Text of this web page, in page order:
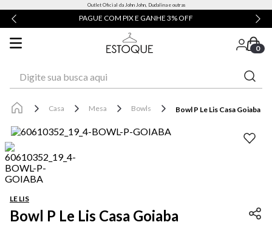
Outlet Oficial da John John, Dudalina e outras
PAGUE COM PIX E GANHE 3% OFF
0
Casa Mesa Bowls Bowl P Le Lis Casa Goiaba
LE LIS
Bowl P Le Lis Casa Goiaba